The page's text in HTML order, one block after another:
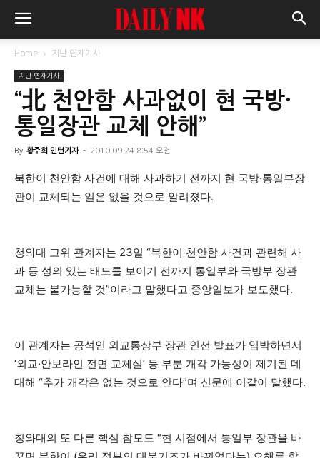
Home 지난 연재기사
지난 연재기사
“北 천안함 사과없이 현 국방·
통일장관 교체 안해”
By 황주희 인턴기자 - 2010.09.24 8:54 오전
북한이 천안함 사건에 대해 사과하기 전까지 현 국방·통일부장
관이 교체되는 일은 없을 것으로 알려졌다.
청와대 고위 관계자는 23일 “북한이 천안함 사건과 관련해 사
과 등 성의 있는 태도를 보이기 전까지 통일부와 국방부 장관
교체는 불가능할 것”이라고 말했다고 중앙일보가 보도했다.
이 관계자는 공석인 외교통상부 장관 인선 발표가 임박하면서
‘외교·안보라인 전면 교체설’ 등 부분 개각 가능성이 제기된 데
대해 “추가 개각은 없는 것으로 안다”며 신문에 이같이 말했다.
청와대의 또 다른 핵심 참모도 “현 시점에서 통일부 장관을 바